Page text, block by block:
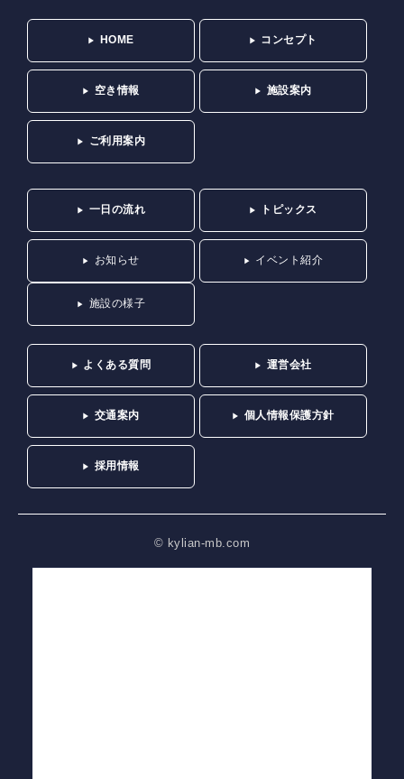
HOME コンセプト
空き情報 施設案内
ご利用案内
一日の流れ トピックス
お知らせ イベント紹介
施設の様子
よくある質問 運営会社
交通案内 個人情報保護方針
採用情報
© kylian-mb.com